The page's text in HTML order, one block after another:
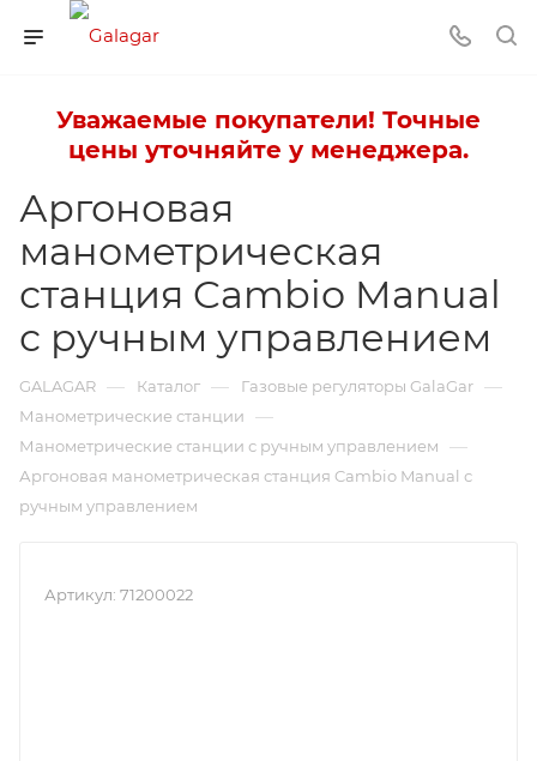
Уважаемые покупатели! Точные
цены уточняйте у менеджера.
Аргоновая
манометрическая
станция Cambio Manual
с ручным управлением
GALAGAR — Каталог — Газовые регуляторы GalaGar —
Манометрические станции —
Манометрические станции с ручным управлением —
Аргоновая манометрическая станция Cambio Manual с
ручным управлением
Артикул: 71200022